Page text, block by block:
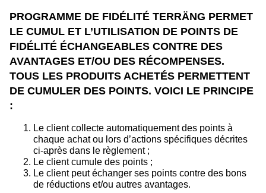
PROGRAMME DE FIDÉLITÉ TERRÄNG PERMET
LE CUMUL ET L’UTILISATION DE POINTS DE
FIDÉLITÉ ÉCHANGEABLES CONTRE DES
AVANTAGES ET/OU DES RÉCOMPENSES.
TOUS LES PRODUITS ACHETÉS PERMETTENT
DE CUMULER DES POINTS. VOICI LE PRINCIPE
:
Le client collecte automatiquement des points à
chaque achat ou lors d’actions spécifiques décrites
ci-après dans le règlement ;
Le client cumule des points ;
Le client peut échanger ses points contre des bons
de réductions et/ou autres avantages.